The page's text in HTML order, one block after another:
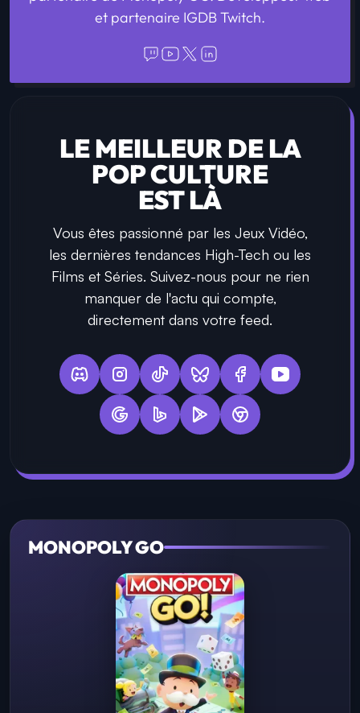
et partenaire IGDB Twitch.
LE MEILLEUR DE LA
POP CULTURE
EST LÀ
Vous êtes passionné par les Jeux Vidéo,
les dernières tendances High-Tech ou les
Films et Séries. Suivez-nous pour ne rien
manquer de l'actu qui compte,
directement dans votre feed.
MONOPOLY GO